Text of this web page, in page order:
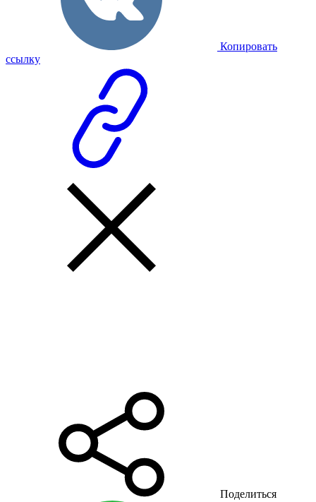
Копировать
ссылку
Поделиться